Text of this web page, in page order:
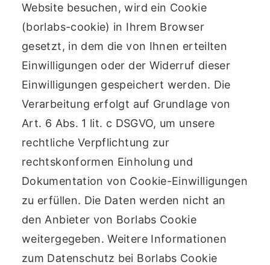
Website besuchen, wird ein Cookie
(borlabs-cookie) in Ihrem Browser
gesetzt, in dem die von Ihnen erteilten
Einwilligungen oder der Widerruf dieser
Einwilligungen gespeichert werden. Die
Verarbeitung erfolgt auf Grundlage von
Art. 6 Abs. 1 lit. c DSGVO, um unsere
rechtliche Verpflichtung zur
rechtskonformen Einholung und
Dokumentation von Cookie-Einwilligungen
zu erfüllen. Die Daten werden nicht an
den Anbieter von Borlabs Cookie
weitergegeben. Weitere Informationen
zum Datenschutz bei Borlabs Cookie